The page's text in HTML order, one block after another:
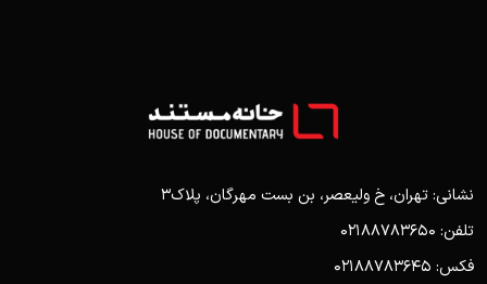
نشانی: تهران، خ ولیعصر، بن بست مهرگان، پلاک3
تلفن: 02188783650
فکس: 02188783645